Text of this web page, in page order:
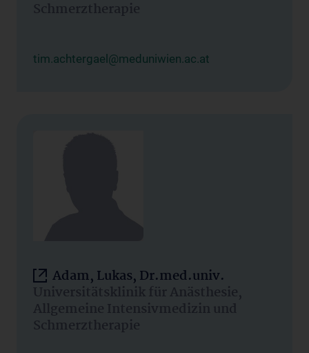
Schmerztherapie
tim.achtergael@meduniwien.ac.at
Adam, Lukas, Dr.med.univ.
Universitätsklinik für Anästhesie,
Allgemeine Intensivmedizin und
Schmerztherapie